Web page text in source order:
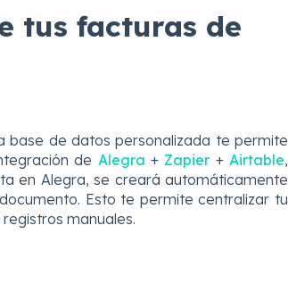
tus facturas de
base de datos personalizada te permite
de Alegra + Zapier + Airtable,
en Alegra, se creará automáticamente
Esto te permite centralizar tu
manuales.